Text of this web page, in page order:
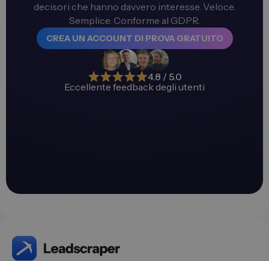
decisori che hanno davvero interesse. Veloce.
Semplice. Conforme al GDPR.
CREA UN ACCOUNT DI PROVA GRATUITO
4.8 / 5.0
Eccellente feedback degli utenti